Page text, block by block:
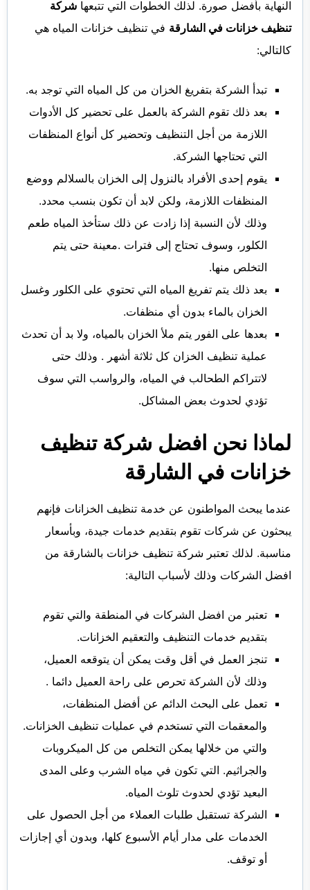
النهاية بأفضل صورة. لذلك الخطوات التي تتبعها شركة
تنظيف خزانات في الشارقة في تنظيف خزانات المياه هي
كالتالي:
تبدأ الشركة بتفريغ الخزان من كل المياه التي توجد به.
بعد ذلك تقوم الشركة بالعمل على تحضير كل الأدوات
اللازمة من أجل التنظيف وتحضير كل أنواع المنظفات
التي تحتاجها الشركة.
يقوم إحدى الأفراد بالنزول إلى الخزان بالسلالم ووضع
المنظفات اللازمة، ولكن لابد أن تكون بنسب محدد.
وذلك لأن النسبة إذا زادت عن ذلك ستأخذ المياه طعم
الكلور، وسوف تحتاج إلى فترات .معينة حتى يتم
التخلص منها.
بعد ذلك يتم تفريغ المياه التي تحتوي على الكلور وغسل
الخزان بالماء بدون أي منظفات.
بعدها على الفور يتم ملأ الخزان بالمياه، ولا بد أن تحدث
عملية تنظيف الخزان كل ثلاثة أشهر . وذلك حتى
لاتتراكم الطحالب في المياه، والرواسب التي سوف
تؤدي لحدوث بعض المشاكل.
لماذا نحن افضل شركة تنظيف
خزانات في الشارقة
عندما يبحث المواطنون عن خدمة تنظيف الخزانات فإنهم
يبحثون عن شركات تقوم بتقديم خدمات جيدة، وبأسعار
مناسبة. لذلك تعتبر شركة تنظيف خزانات بالشارقة من
افضل الشركات وذلك لأسباب التالية:
تعتبر من افضل الشركات في المنطقة والتي تقوم
بتقديم خدمات التنظيف والتعقيم الخزانات.
تنجز العمل في أقل وقت يمكن أن يتوقعه العميل،
وذلك لأن الشركة تحرص على راحة العميل دائما .
تعمل على البحث الدائم عن أفضل المنظفات،
والمعقمات التي تستخدم في عمليات تنظيف الخزانات.
والتي من خلالها يمكن التخلص من كل الميكروبات
والجراثيم. التي تكون في مياه الشرب وعلى المدى
البعيد تؤدي لحدوث تلوث المياه.
الشركة تستقبل طلبات العملاء من أجل الحصول على
الخدمات على مدار أيام الأسبوع كلها، وبدون أي إجازات
أو توقف.